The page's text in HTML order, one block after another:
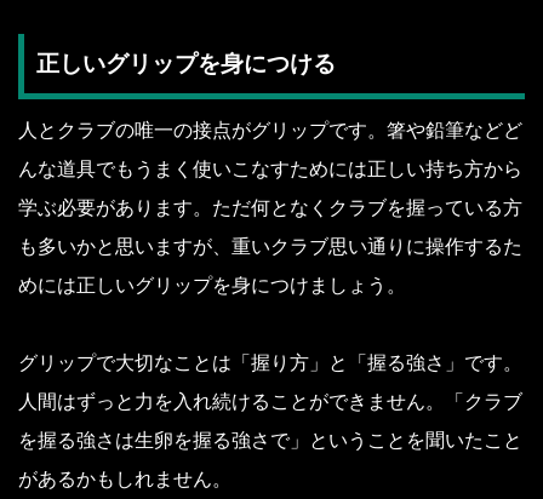
正しいグリップを身につける
人とクラブの唯一の接点がグリップです。箸や鉛筆などど
んな道具でもうまく使いこなすためには正しい持ち方から
学ぶ必要があります。ただ何となくクラブを握っている方
も多いかと思いますが、重いクラブ思い通りに操作するた
めには正しいグリップを身につけましょう。
グリップで大切なことは「握り方」と「握る強さ」です。
人間はずっと力を入れ続けることができません。「クラブ
を握る強さは生卵を握る強さで」ということを聞いたこと
があるかもしれません。